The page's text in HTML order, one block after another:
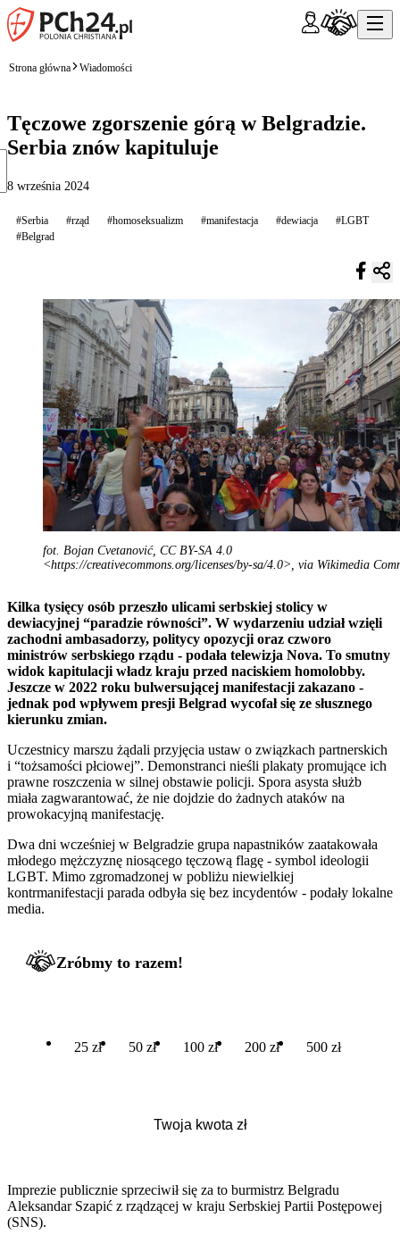
Strona główna Wiadomości
Tęczowe zgorszenie górą w Belgradzie.
Serbia znów kapituluje
8 września 2024
#Serbia #rząd #homoseksualizm #manifestacja #dewiacja
#LGBT
#Belgrad
fot. Bojan Cvetanović, CC BY-SA 4.0
<https://creativecommons.org/licenses/by-sa/4.0>, via Wikimedia
Kilka tysięcy osób przeszło ulicami serbskiej stolicy w
dewiacyjnej “paradzie równości”. W wydarzeniu udział wzięli
zachodni ambasadorzy, politycy opozycji oraz czworo
ministrów serbskiego rządu - podała telewizja Nova. To smutny
widok kapitulacji władz kraju przed naciskiem homolobby.
Jeszcze w 2022 roku bulwersującej manifestacji zakazano -
jednak pod wpływem presji Belgrad wycofał się ze słusznego
kierunku zmian.
Uczestnicy marszu żądali przyjęcia ustaw o związkach partnerskich
i “tożsamości płciowej”. Demonstranci nieśli plakaty promujące ich
prawne roszczenia w silnej obstawie policji. Spora asysta służb
miała zagwarantować, że nie dojdzie do żadnych ataków na
prowokacyjną manifestację.
Dwa dni wcześniej w Belgradzie grupa napastników zaatakowała
młodego mężczyznę niosącego tęczową flagę - symbol ideologii
LGBT. Mimo zgromadzonej w pobliżu niewielkiej
kontrmanifestacji parada odbyła się bez incydentów - podały lokalne
media.
Zróbmy to razem!
25 zł 50 zł 100 zł 200 zł 500 zł
Imprezie publicznie sprzeciwił się za to burmistrz Belgradu
Aleksandar Szapić z rządzącej w kraju Serbskiej Partii Postępowej
(SNS).